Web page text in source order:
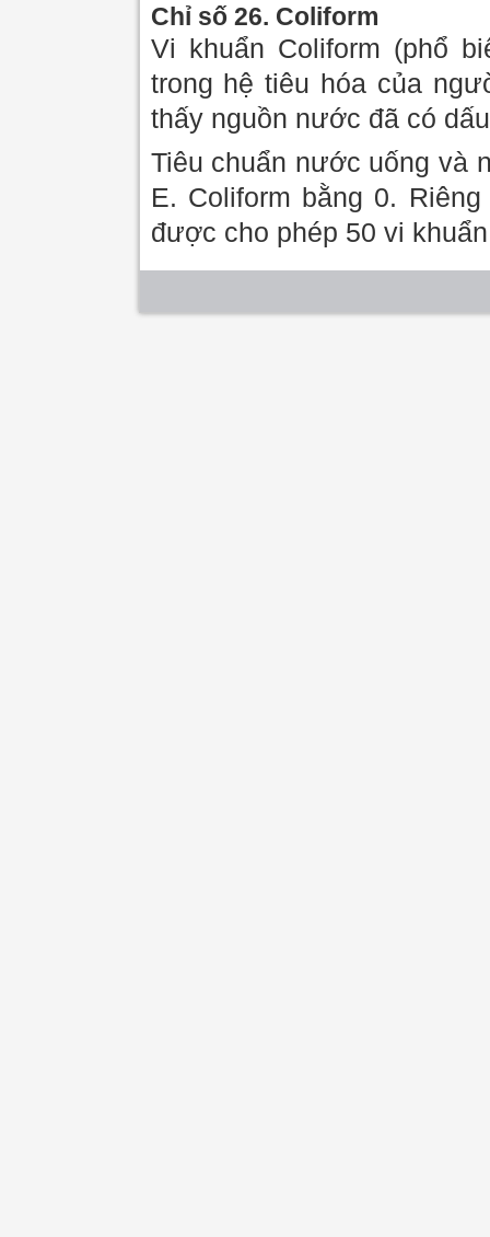
Chỉ số 26. Coliform
Vi khuẩn Coliform (phổ
trong hệ tiêu hóa của
thấy nguồn nước đã có
Tiêu chuẩn nước uống và
E. Coliform bằng 0.
được cho phép 50 vi